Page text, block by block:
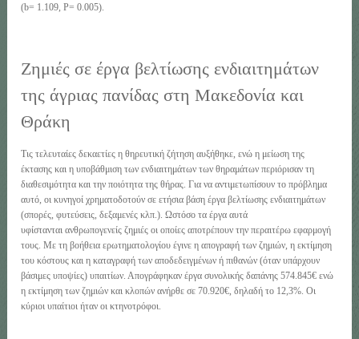
(b= 1.109, P= 0.005).
Ζημιές σε έργα βελτίωσης ενδιαιτημάτων
της άγριας πανίδας στη Μακεδονία και
Θράκη
Τις τελευταίες δεκαετίες η θηρευτική ζήτηση αυξήθηκε, ενώ η μείωση της
έκτασης και η υποβάθμιση των ενδιαιτημάτων των θηραμάτων περιόρισαν τη
διαθεσιμότητα και την ποιότητα της θήρας. Για να αντιμετωπίσουν το πρόβλημα
αυτό, οι κυνηγοί χρηματοδοτούν σε ετήσια βάση έργα βελτίωσης ενδιαιτημάτων
(σπορές, φυτεύσεις, δεξαμενές κλπ.). Ωστόσο τα έργα αυτά
υφίστανται ανθρωπογενείς ζημιές οι οποίες αποτρέπουν την περαιτέρω εφαρμογή
τους. Με τη βοήθεια ερωτηματολογίου έγινε η απογραφή των ζημιών, η εκτίμηση
του κόστους και η καταγραφή των αποδεδειγμένων ή πιθανών (όταν υπάρχουν
βάσιμες υποψίες) υπαιτίων. Απογράφηκαν έργα συνολικής δαπάνης 574.845€ ενώ
η εκτίμηση των ζημιών και κλοπών ανήρθε σε 70.920€, δηλαδή το 12,3%. Οι
κύριοι υπαίτιοι ήταν οι κτηνοτρόφοι.